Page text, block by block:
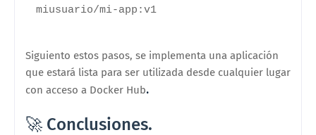
miusuario/mi-app:v1
Siguiento estos pasos, se implementa una aplicación
que estará lista para ser utilizada desde cualquier lugar
con acceso a Docker Hub.
🚀 Conclusiones.